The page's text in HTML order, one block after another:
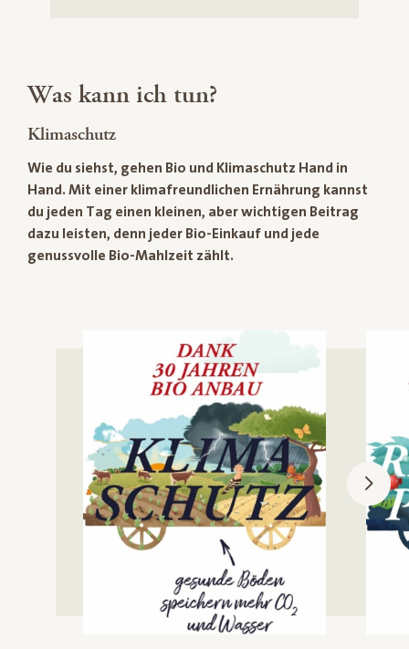
Was kann ich tun?
Klimaschutz
Wie du siehst, gehen Bio und Klimaschutz Hand in
Hand. Mit einer klimafreundlichen Ernährung kannst
du jeden Tag einen kleinen, aber wichtigen Beitrag
dazu leisten, denn jeder Bio-Einkauf und jede
genussvolle Bio-Mahlzeit zählt.